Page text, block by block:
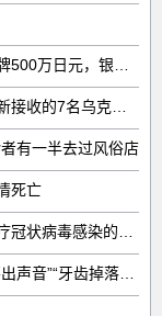
有一半去过风俗店
死亡